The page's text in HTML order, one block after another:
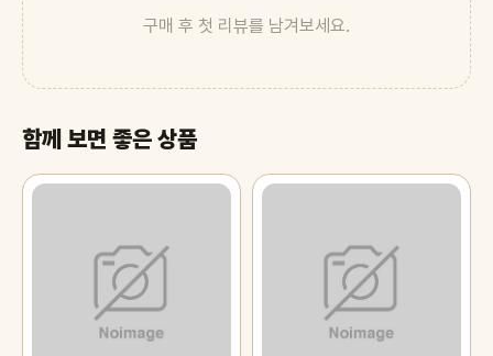
구매 후 첫 리뷰를 남겨보세요.
함께 보면 좋은 상품